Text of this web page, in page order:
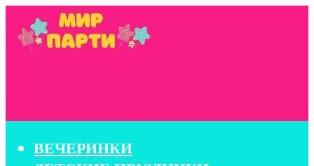
ВЕЧЕРИНКИ